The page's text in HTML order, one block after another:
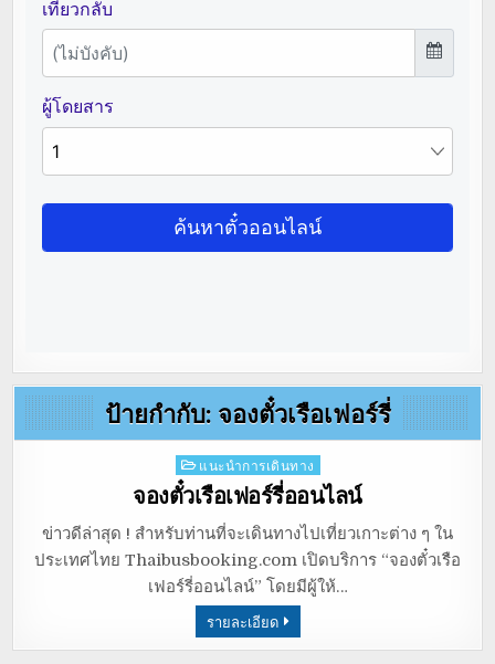
ป้ายกำกับ: จองตั๋วเรือเฟอร์รี่
Posted
in
แนะนำการเดินทาง
จองตั๋วเรือเฟอร์รี่ออนไลน์
ข่าวดีล่าสุด ! สำหรับท่านที่จะเดินทางไปเที่ยวเกาะต่าง ๆ ใน
ประเทศไทย Thaibusbooking.com เปิดบริการ “จองตั๋วเรือ
เฟอร์รี่ออนไลน์” โดยมีผู้ให้…
รายละเอียด